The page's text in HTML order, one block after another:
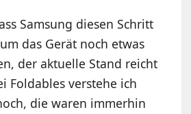
Samsung diesen Schritt
das Gerät noch etwas
der aktuelle Stand reicht
Foldables verstehe ich
die waren immerhin